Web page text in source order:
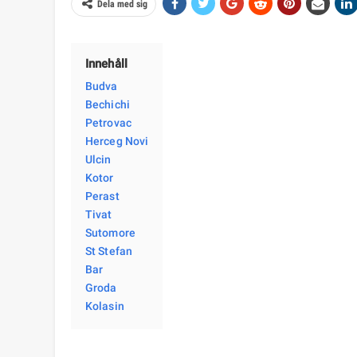
Dela med sig
Innehåll
Budva
Bechichi
Petrovac
Herceg Novi
Ulcin
Kotor
Perast
Tivat
Sutomore
St Stefan
Bar
Groda
Kolasin